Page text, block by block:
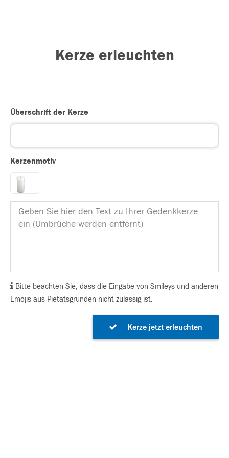
Kerze erleuchten
Überschrift der Kerze
Kerzenmotiv
Bitte beachten Sie, dass die Eingabe von Smileys und anderen
Emojis aus Pietätsgründen nicht zulässig ist.
Kerze jetzt erleuchten